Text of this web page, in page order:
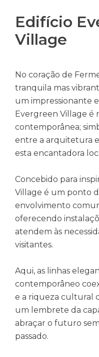
Edifício
Village
No coração de
tranquila mas
um impressionante
Evergreen Village é
contemporânea;
entre a arquitetura
esta encantadora
Concebido para
Village é um ponto
envolvimento
oferecendo
atendem às
visitantes.
Aqui, as linhas
contemporâneo
e a riqueza cultural
um lembrete da
abraçar o futuro
passado.